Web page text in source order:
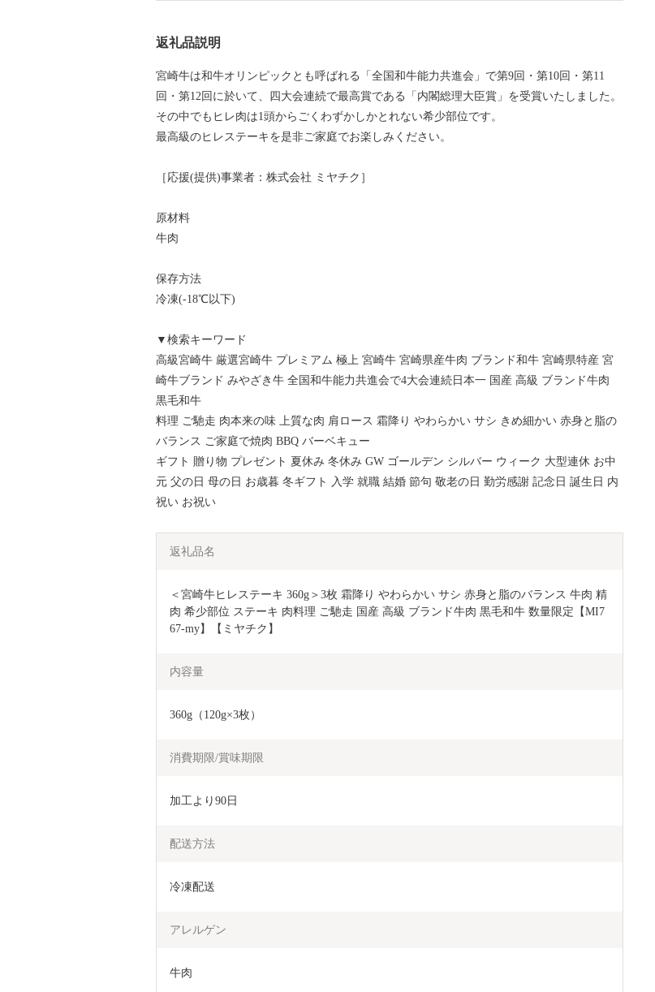
返礼品説明
宮崎牛は和牛オリンピックとも呼ばれる「全国和牛能力共進会」で第9回・第10回・第11
回・第12回に於いて、四大会連続で最高賞である「内閣総理大臣賞」を受賞いたしました。
その中でもヒレ肉は1頭からごくわずかしかとれない希少部位です。
最高級のヒレステーキを是非ご家庭でお楽しみください。
［応援(提供)事業者：株式会社 ミヤチク］
原材料
牛肉
保存方法
冷凍(-18℃以下)
▼検索キーワード
高級宮崎牛 厳選宮崎牛 プレミアム 極上 宮崎牛 宮崎県産牛肉 ブランド和牛 宮崎県特産 宮
崎牛ブランド みやざき牛 全国和牛能力共進会で4大会連続日本一 国産 高級 ブランド牛肉
黒毛和牛
料理 ご馳走 肉本来の味 上質な肉 肩ロース 霜降り やわらかい サシ きめ細かい 赤身と脂の
バランス ご家庭で焼肉 BBQ バーベキュー
ギフト 贈り物 プレゼント 夏休み 冬休み GW ゴールデン シルバー ウィーク 大型連休 お中
元 父の日 母の日 お歳暮 冬ギフト 入学 就職 結婚 節句 敬老の日 勤労感謝 記念日 誕生日 内
祝い お祝い
返礼品名
＜宮崎牛ヒレステーキ 360g＞3枚 霜降り やわらかい サシ 赤身と脂のバランス 牛肉 精
肉 希少部位 ステーキ 肉料理 ご馳走 国産 高級 ブランド牛肉 黒毛和牛 数量限定【MI7
67-my】【ミヤチク】
内容量
360g（120g×3枚）
消費期限/賞味期限
加工より90日
配送方法
冷凍配送
アレルゲン
牛肉